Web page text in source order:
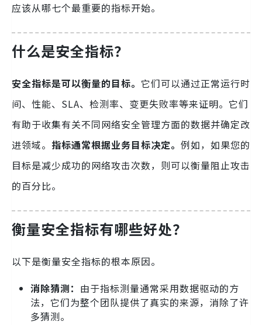
应该从哪七个最重要的指标开始。
什么是安全指标？
安全指标是可以衡量的目标。 它们可以通过正常运行时
间、性能、SLA、检测率、变更失败率等来证明。它们
有助于收集有关不同网络安全管理方面的数据并确定改
进领域。 指标通常根据业务目标决定。 例如，如果您的
目标是减少成功的网络攻击次数，则可以衡量阻止攻击
的百分比。
衡量安全指标有哪些好处？
以下是衡量安全指标的根本原因。
消除猜测： 由于指标测量通常采用数据驱动的方
法，它们为整个团队提供了真实的来源，消除了许
多猜测。